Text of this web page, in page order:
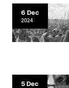
6 Dec
2024
5 Dec